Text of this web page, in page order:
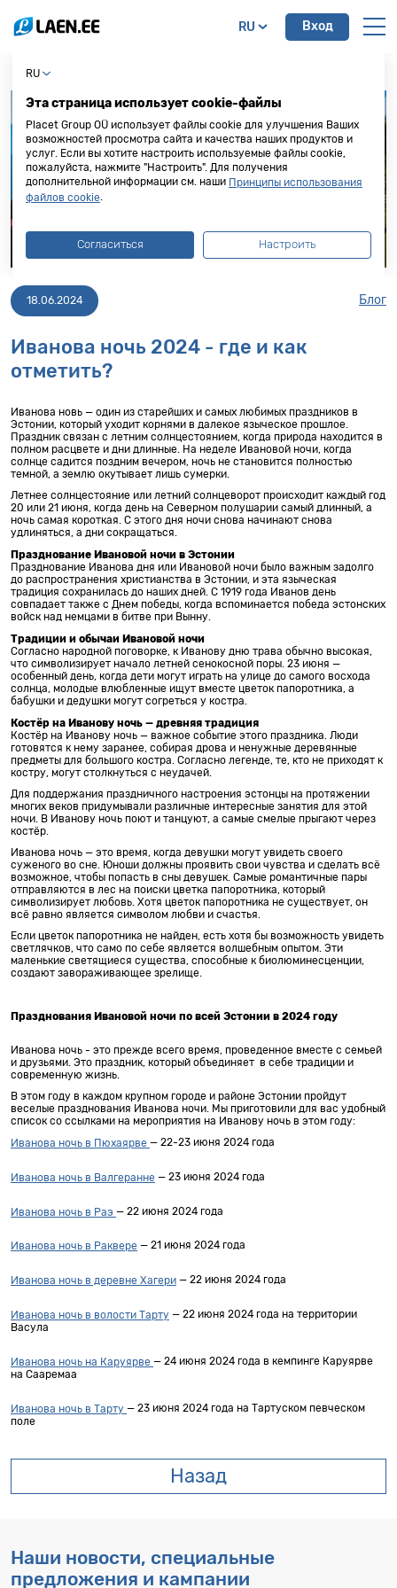
RU Вход
18.06.2024 Блог
Иванова ночь 2024 - где и как
отметить?
Иванова новь — один из старейших и самых любимых праздников в
Эстонии, который уходит корнями в далекое языческое прошлое.
Праздник связан с летним солнцестоянием, когда природа находится в
полном расцвете и дни длинные. На неделе Ивановой ночи, когда
солнце садится поздним вечером, ночь не становится полностью
темной, а землю окутывает лишь сумерки.
Летнее солнцестояние или летний солнцеворот происходит каждый год
20 или 21 июня, когда день на Северном полушарии самый длинный, а
ночь самая короткая. С этого дня ночи снова начинают снова
удлиняться, а дни сокращаться.
Празднование Ивановой ночи в Эстонии
Празднование Иванова дня или Ивановой ночи было важным задолго
до распространения христианства в Эстонии, и эта языческая
традиция сохранилась до наших дней. С 1919 года Иванов день
совпадает также с Днем победы, когда вспоминается победа эстонских
войск над немцами в битве при Вынну.
Традиции и обычаи Ивановой ночи
Согласно народной поговорке, к Иванову дню трава обычно высокая,
что символизирует начало летней сенокосной поры. 23 июня —
особенный день, когда дети могут играть на улице до самого восхода
солнца, молодые влюбленные ищут вместе цветок папоротника, а
бабушки и дедушки могут согреться у костра.
Костёр на Иванову ночь — древняя традиция
Костёр на Иванову ночь — важное событие этого праздника. Люди
готовятся к нему заранее, собирая дрова и ненужные деревянные
предметы для большого костра. Согласно легенде, те, кто не приходят к
костру, могут столкнуться с неудачей.
Для поддержания праздничного настроения эстонцы на протяжении
многих веков придумывали различные интересные занятия для этой
ночи. В Иванову ночь поют и танцуют, а самые смелые прыгают через
костёр.
Иванова ночь — это время, когда девушки могут увидеть своего
суженого во сне. Юноши должны проявить свои чувства и сделать всё
возможное, чтобы попасть в сны девушек. Самые романтичные пары
отправляются в лес на поиски цветка папоротника, который
символизирует любовь. Хотя цветок папоротника не существует, он
всё равно является символом любви и счастья.
Если цветок папоротника не найден, есть хотя бы возможность увидеть
светлячков, что само по себе является волшебным опытом. Эти
маленькие светящиеся существа, способные к биолюминесценции,
создают завораживающее зрелище.
Празднования Ивановой ночи по всей Эстонии в 2024 году
Иванова ночь - это прежде всего время, проведенное вместе с семьей
и друзьями. Это праздник, который объединяет в себе традиции и
современную жизнь.
В этом году в каждом крупном городе и районе Эстонии пройдут
веселые празднования Иванова ночи. Мы приготовили для вас удобный
список со ссылками на мероприятия на Иванову ночь в этом году:
Иванова ночь в Пюхаярве — 22-23 июня 2024 года
Иванова ночь в Валгеранне — 23 июня 2024 года
Иванова ночь в Раэ — 22 июня 2024 года
Иванова ночь в Раквере — 21 июня 2024 года
Иванова ночь в деревне Хагери — 22 июня 2024 года
Иванова ночь в волости Тарту — 22 июня 2024 года на территории
Васула
Иванова ночь на Каруярве — 24 июня 2024 года в кемпинге Каруярве
на Сааремаа
Иванова ночь в Тарту — 23 июня 2024 года на Тартуском певческом
поле
Назад
Наши новости, специальные
предложения и кампании
RU
Эта страница использует cookie-файлы
Placet Group OÜ использует файлы cookie для улучшения Ваших
возможностей просмотра сайта и качества наших продуктов и
услуг. Если вы хотите настроить используемые файлы cookie,
пожалуйста, нажмите "Настроить". Для получения
дополнительной информации см. наши Принципы использования
файлов cookie
Согласиться Настроить